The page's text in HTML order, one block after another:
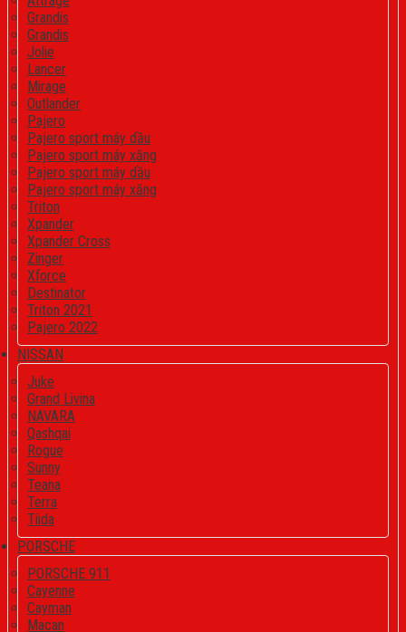
Grandis
Grandis
Jolie
Lancer
Mirage
Outlander
Pajero
Pajero sport máy dầu
Pajero sport máy xăng
Pajero sport máy dầu
Pajero sport máy xăng
Triton
Xpander
Xpander Cross
Zinger
Xforce
Destinator
Triton 2021
Pajero 2022
NISSAN
Juke
Grand Livina
NAVARA
Qashqai
Rogue
Sunny
Teana
Terra
Tiida
PORSCHE
PORSCHE 911
Cayenne
Cayman
Macan